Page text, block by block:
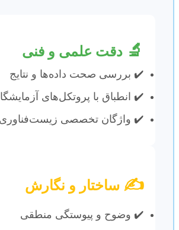
دقت علمی و فنی
✔️ بررسی صحت داده‌ها و نتایج
✔️ انطباق با پروتکل‌های آزمایشگاهی
✔️ واژگان تخصصی زیست‌فناوری
✍️ساختار و نگارش
✔️ وضوح و پیوستگی منطقی